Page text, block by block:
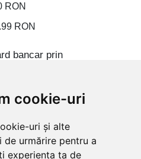
cookie-uri
uri și alte
de urmărire pentru a
experiența ta de
RON
RON
bancar prin